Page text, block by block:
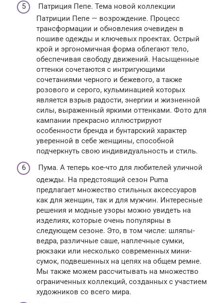
Патриция Пепе. Тема новой коллекции
Патриции Пепе — возрождение. Процесс
трансформации и обновления очевиден в
пошиве одежды и ключевых проектах. Острый
крой и эргономичная форма облегают тело,
обеспечивая свободу движений. Насыщенные
оттенки сочетаются с интригующими
сочетаниями черного и бежевого, а также
розового и серого, кульминацией которых
является взрыв радости, энергии и жизненной
силы, выраженный яркими оттенками. Фото для
кампании прекрасно иллюстрируют
особенности бренда и бунтарский характер
уверенной в себе женщины, способной
подчеркнуть свою индивидуальность и стиль.
Пума. А теперь кое-что для любителей уличной
одежды. На предстоящий сезон Puma
предлагает множество стильных аксессуаров
как для женщин, так и для мужчин. Интересные
решения и модные узоры можно увидеть на
изделиях, которые очень популярны в
следующем сезоне. Это, в том числе: шляпы-
ведра, различные саше, наплечные сумки,
рюкзаки или несколько современных мини-
сумок, подвешенных на цепях на общем ремне.
Мы также можем рассчитывать на множество
ограниченных коллекций, созданных с участием
художников со всего мира.